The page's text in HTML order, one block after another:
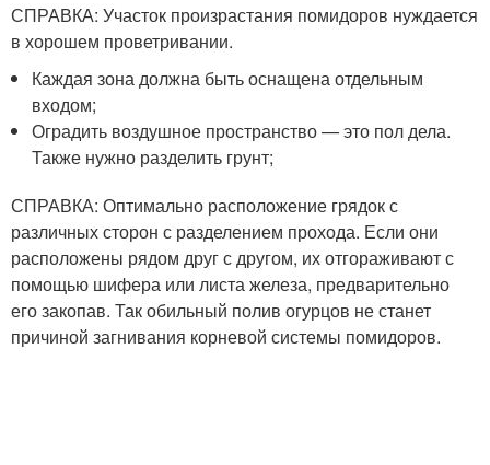
СПРАВКА: Участок произрастания помидоров нуждается
в хорошем проветривании.
Каждая зона должна быть оснащена отдельным
входом;
Оградить воздушное пространство — это пол дела.
Также нужно разделить грунт;
СПРАВКА: Оптимально расположение грядок с
различных сторон с разделением прохода. Если они
расположены рядом друг с другом, их отгораживают с
помощью шифера или листа железа, предварительно
его закопав. Так обильный полив огурцов не станет
причиной загнивания корневой системы помидоров.